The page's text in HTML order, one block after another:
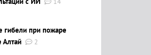
гибели при пожаре
Алтай
2